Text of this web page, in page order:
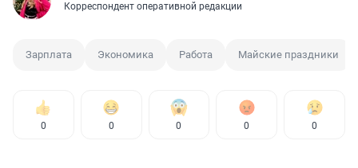
Корреспондент оперативной редакции
Зарплата Экономика Работа Майские праздники
0 0 0 0 0